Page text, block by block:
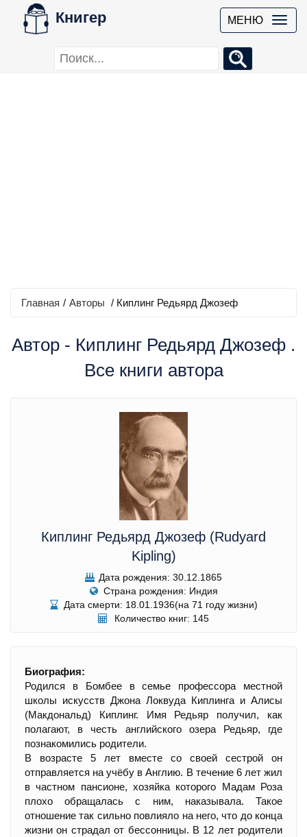
Книгер МЕНЮ
Главная / Авторы / Киплинг Редьярд Джозеф
Автор - Киплинг Редьярд Джозеф .
Все книги автора
Киплинг Редьярд Джозеф (Rudyard
Kipling)
Дата рождения: 30.12.1865
Страна рождения: Индия
Дата смерти: 18.01.1936(на 71 году жизни)
Количество книг: 145
Биография:
Родился в Бомбее в семье профессора местной
школы искусств Джона Локвуда Киплинга и Алисы
(Макдональд) Киплинг. Имя Редьяр получил, как
полагают, в честь английского озера Редьяр, где
познакомились родители.
В возрасте 5 лет вместе со своей сестрой он
отправляется на учёбу в Англию. В течение 6 лет жил
в частном пансионе, хозяйка которого Мадам Роза
плохо обращалась с ним, наказывала. Такое
отношение так сильно повлияло на него, что до конца
жизни он страдал от бессонницы. В 12 лет родители